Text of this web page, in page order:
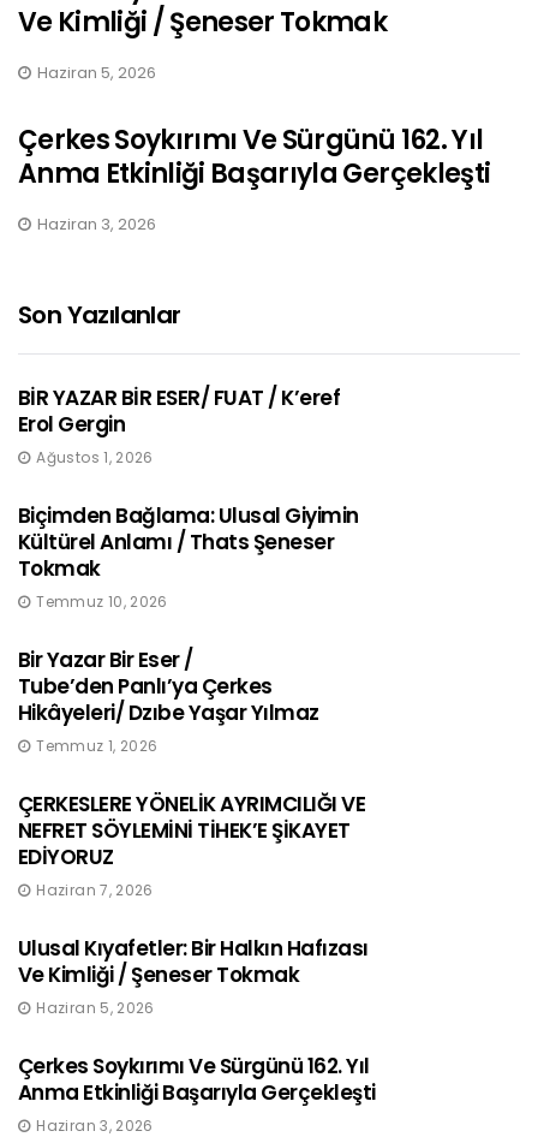
Ve Kimliği / Şeneser Tokmak
Haziran 5, 2026
Çerkes Soykırımı Ve Sürgünü 162. Yıl
Anma Etkinliği Başarıyla Gerçekleşti
Haziran 3, 2026
Son Yazılanlar
BİR YAZAR BİR ESER/ FUAT / K’eref
Erol Gergin
Ağustos 1, 2026
Biçimden Bağlama: Ulusal Giyimin
Kültürel Anlamı / Thats Şeneser
Tokmak
Temmuz 10, 2026
Bir Yazar Bir Eser /
Tube’den Panlı’ya Çerkes
Hikâyeleri/ Dzıbe Yaşar Yılmaz
Temmuz 1, 2026
ÇERKESLERE YÖNELİK AYRIMCILIĞI VE
NEFRET SÖYLEMİNİ TİHEK’E ŞİKAYET
EDİYORUZ
Haziran 7, 2026
Ulusal Kıyafetler: Bir Halkın Hafızası
Ve Kimliği / Şeneser Tokmak
Haziran 5, 2026
Çerkes Soykırımı Ve Sürgünü 162. Yıl
Anma Etkinliği Başarıyla Gerçekleşti
Haziran 3, 2026